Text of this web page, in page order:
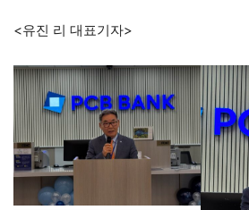
<유진 리 대표기자>